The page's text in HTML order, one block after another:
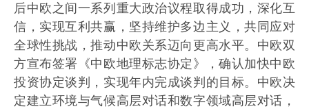
后中欧之间一系列重大政治议程取得成功，深化互
信，实现互利共赢，坚持维护多边主义，共同应对
全球性挑战，推动中欧关系迈向更高水平。中欧双
方宣布签署《中欧地理标志协定》，确认加快中欧
投资协定谈判，实现年内完成谈判的目标。中欧决
定建立环境与气候高层对话和数字领域高层对话，